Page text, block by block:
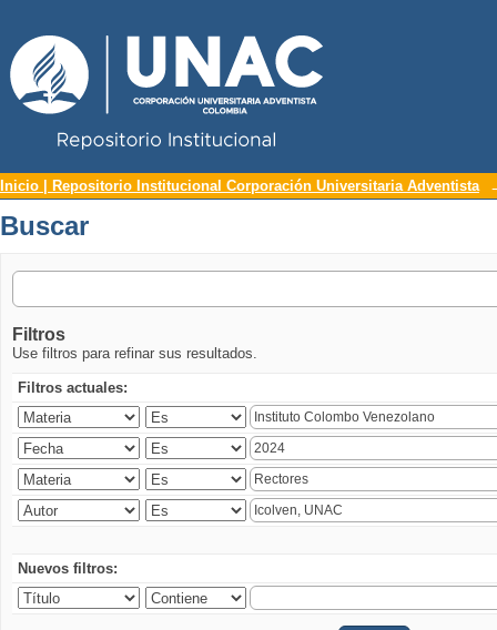
Buscar
Inicio | Repositorio Institucional Corporación Universitaria Adventista
Buscar
Filtros
Use filtros para refinar sus resultados.
Filtros actuales:
Nuevos filtros: